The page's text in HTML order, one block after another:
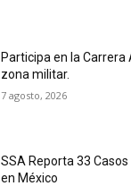
Participa en la Carrera
zona militar.
7 agosto, 2026
SSA Reporta 33
en México